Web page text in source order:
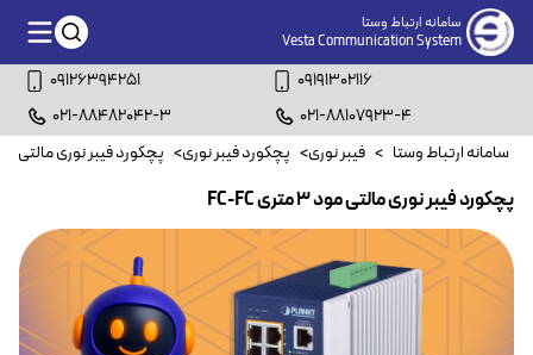
سامانه ارتباط وستا
Vesta Communication System
09126394251
09191302116
021-88482042-3
021-88107923-4
سامانه ارتباط وستا > فیبر نوری> پچکورد فیبر نوری> پچکورد فیبر نوری مالتی
پچکورد فیبر نوری مالتی مود ۳ متری FC-FC